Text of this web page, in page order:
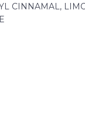
CINNAMAL,